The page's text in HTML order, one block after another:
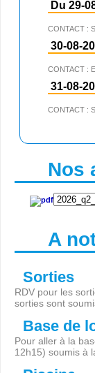
Du 29-
CONTACT :
30-08-
CONTACT :
31-08-
CONTACT :
Nos
A
Sorties
RDV pour les
sorties sont
Base de
Pour aller à la
12h15) soumis à